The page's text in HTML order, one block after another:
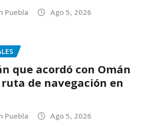
Puebla Ago 5, 2026
que acordó con Omán
de navegación en
Puebla Ago 5, 2026